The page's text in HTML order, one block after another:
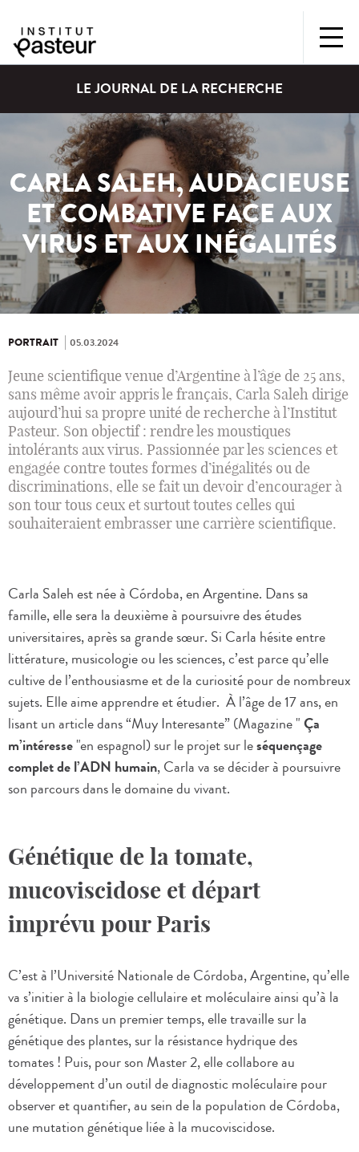
LE JOURNAL DE LA RECHERCHE
CARLA SALEH, AUDACIEUSE
ET COMBATIVE FACE AUX
VIRUS ET AUX INÉGALITÉS
PORTRAIT 05.03.2024
Jeune scientifique venue d’Argentine à l’âge de 25 ans,
sans même avoir appris le français, Carla Saleh dirige
aujourd’hui sa propre unité de recherche à l’Institut
Pasteur. Son objectif : rendre les moustiques
intolérants aux virus. Passionnée par les sciences et
engagée contre toutes formes d’inégalités ou de
discriminations, elle se fait un devoir d’encourager à
son tour tous ceux et surtout toutes celles qui
souhaiteraient embrasser une carrière scientifique.
Carla Saleh est née à Córdoba, en Argentine. Dans sa
famille, elle sera la deuxième à poursuivre des études
universitaires, après sa grande sœur. Si Carla hésite entre
littérature, musicologie ou les sciences, c’est parce qu’elle
cultive de l’enthousiasme et de la curiosité pour de nombreux
sujets. Elle aime apprendre et étudier. À l’âge de 17 ans, en
lisant un article dans “Muy Interesante” (Magazine "Ça
m’intéresse"en espagnol) sur le projet sur leséquençage
complet de l’ADN humain, Carla va se décider à poursuivre
son parcours dans le domaine du vivant.
Génétique de la tomate,
mucoviscidose et départ
imprévu pour Paris
C’est à l’Université Nationale de Córdoba, Argentine, qu’elle
va s’initier à la biologie cellulaire et moléculaire ainsi qu’à la
génétique. Dans un premier temps, elle travaille sur la
génétique des plantes, sur la résistance hydrique des
tomates ! Puis, pour son Master 2, elle collabore au
développement d’un outil de diagnostic moléculaire pour
observer et quantifier, au sein de la population de Córdoba,
une mutation génétique liée à la mucoviscidose.